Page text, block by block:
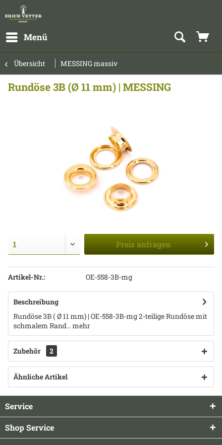
Menü
Übersicht MESSING massiv
Rundöse 3B (Ø 11 mm) | MESSING
Preis anfragen
Artikel-Nr.: OE-558-3B-mg
Beschreibung
Rundöse 3B ( Ø 11 mm) | OE-558-3B-mg 2-teilige Rundöse mit
schmalem Rand...mehr
Zubehör 2
Ähnliche Artikel
Service
Shop Service